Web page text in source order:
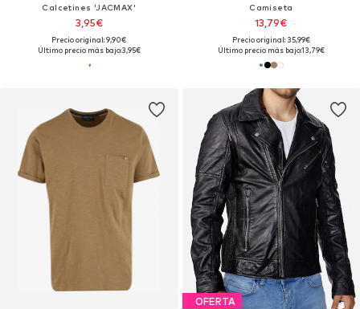
Calcetines 'JACMAX'
3,95€
Precio original: 9,90€
Último precio más bajo:3,95€
Camiseta
13,79€
Precio original: 35,99€
Último precio más bajo:13,79€
OFERTA